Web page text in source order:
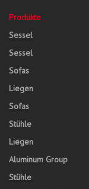
Produkte
Sessel
Sessel
Sofas
Liegen
Sofas
Stühle
Liegen
Aluminum Group
Stühle